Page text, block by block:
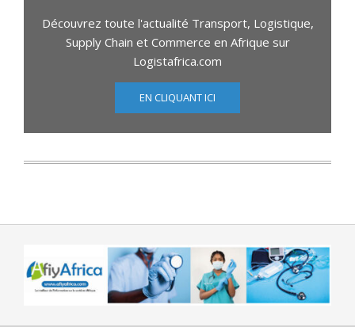
Découvrez toute l'actualité Transport, Logistique,
Supply Chain et Commerce en Afrique sur
Logistafrica.com
EN CLIQUANT ICI